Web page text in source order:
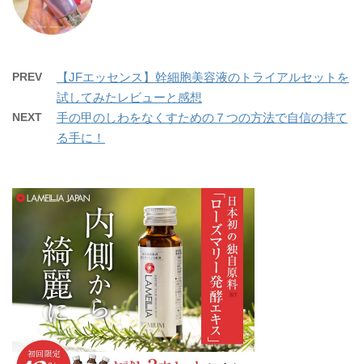
PREV
【JFエッセンス】幹細胞美容液のトライアルセットを
試してみたレビューと感想
NEXT
手の甲のしわをなくすための７つの方法で自信の持て
る手に！